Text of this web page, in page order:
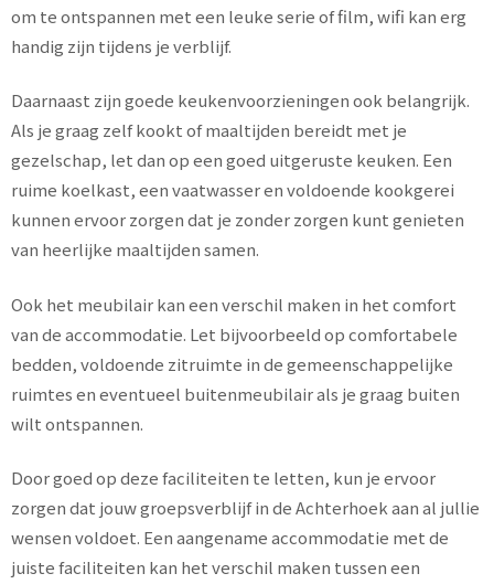
om te ontspannen met een leuke serie of film, wifi kan erg
handig zijn tijdens je verblijf.
Daarnaast zijn goede keukenvoorzieningen ook belangrijk.
Als je graag zelf kookt of maaltijden bereidt met je
gezelschap, let dan op een goed uitgeruste keuken. Een
ruime koelkast, een vaatwasser en voldoende kookgerei
kunnen ervoor zorgen dat je zonder zorgen kunt genieten
van heerlijke maaltijden samen.
Ook het meubilair kan een verschil maken in het comfort
van de accommodatie. Let bijvoorbeeld op comfortabele
bedden, voldoende zitruimte in de gemeenschappelijke
ruimtes en eventueel buitenmeubilair als je graag buiten
wilt ontspannen.
Door goed op deze faciliteiten te letten, kun je ervoor
zorgen dat jouw groepsverblijf in de Achterhoek aan al jullie
wensen voldoet. Een aangename accommodatie met de
juiste faciliteiten kan het verschil maken tussen een